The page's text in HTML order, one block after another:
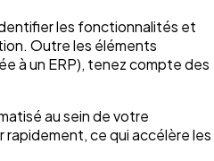
les fonctionnalités et
Outre les éléments
à un ERP), tenez compte des
au sein de votre
ce qui accélère les